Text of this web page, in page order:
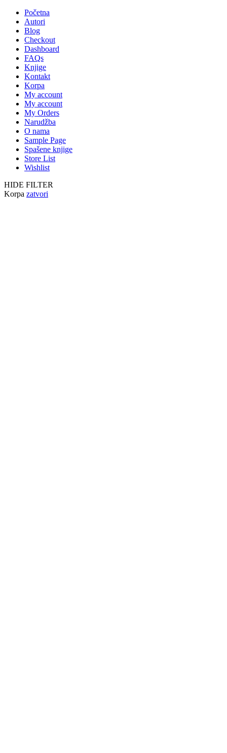
Početna
Autori
Blog
Checkout
Dashboard
FAQs
Knjige
Kontakt
Korpa
My account
My account
My Orders
Narudžba
O nama
Sample Page
Spašene knjige
Store List
Wishlist
HIDE FILTER
Korpa zatvori